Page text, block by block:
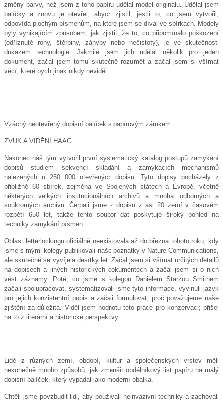
změny barvy, než jsem z toho papíru udělal model originálu. Udělal jsem
balíčky a znovu je otevřel, abych zjistil, jestli to, co jsem vytvořil,
odpovídá plochým písmenům, na které jsem se díval ve sbírkách. Modely
byly vynikajícím způsobem, jak zjistit, že to, co připomínalo poškození
(odříznuté rohy, štěrbiny, záhyby nebo nečistoty), je ve skutečnosti
důkazem technologie. Jakmile jsem jich udělal několik pro jeden
dokument, začal jsem tomu skutečně rozumět a začal jsem si všímat
věcí, které bych jinak nikdy neviděl.
Vzácný neotevřený dopisní balíček s papírovým zámkem.
ZVUK A VIDĚNÍ HAAG
Nakonec náš tým vytvořil první systematický katalog postupů zamykání
dopisů studiem sekvencí skládání a zamykacích mechanismů
nalezených u 250 000 otevřených dopisů. Tyto dopisy pocházely z
přibližně 60 sbírek, zejména ve Spojených státech a Evropě, včetně
některých velkých institucionálních archivů a mnoha odborných a
soukromých archivů. Čerpali jsme z dopisů z asi 20 zemí v časovém
rozpětí 650 let, takže tento soubor dat poskytuje široký pohled na
techniky zamykání písmen.
Oblast letterlockingu oficiálně neexistovala až do března tohoto roku, kdy
jsme s mými kolegy publikovali naše poznatky v Nature Communications,
ale skutečně se vyvíjela desítky let. Začal jsem si všímat určitých detailů
na dopisech a jiných historických dokumentech a začal jsem si o nich
vést záznamy. Poté, co jsme s kolegou Danielem Starzou Smithem
začali spolupracovat, systematizovali jsme tyto informace, vyvinuli jazyk
pro jejich konzistentní popis a začali formulovat, proč považujeme naše
zjištění za důležitá. Viděl jsem hodnotu této práce pro konzervaci; přišel
na to z literární a historické perspektivy.
Lidé z různých zemí, období, kultur a společenských vrstev měli
nekonečně mnoho způsobů, jak zmenšit obdélníkový list papíru na malý
dopisní balíček, který vypadal jako moderní obálka.
Chtěli jsme povzbudit lidi, aby používali neinvazivní techniky a zachovali